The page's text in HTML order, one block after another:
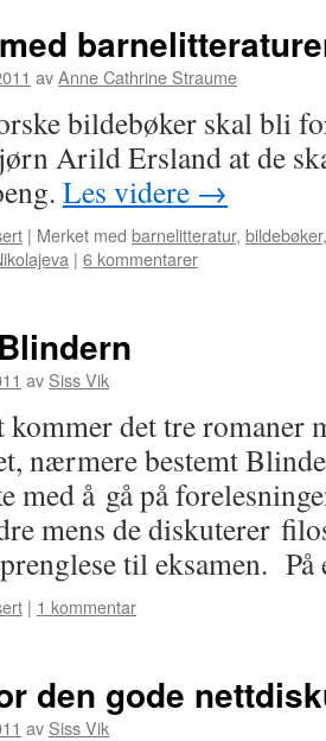
avAnne Cathrine Straume
bildebøker skal bli
Arild Ersland at de
Les videre →
| Merket med barnelitteratur, bildebøker
| 6 kommentarer
av Siss Vik
kommer det tre romaner
nærmere bestemt
med å gå på
mens de diskuterer
til eksamen.
| 1 kommentar
den gode
av Siss Vik